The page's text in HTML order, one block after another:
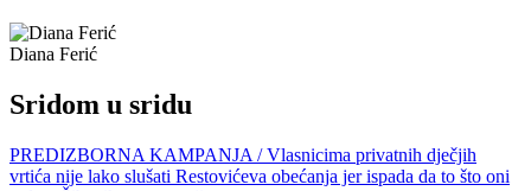
Diana Ferić
Sridom u sridu
PREDIZBORNA KAMPANJA / Vlasnicima privatnih dječjih
vrtića nije lako slušati Restovićeva obećanja jer ispada da to što oni